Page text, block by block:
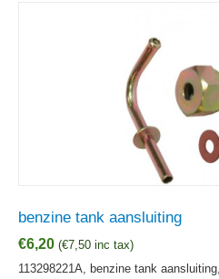
benzine tank aansluiting
€6,20 (€7,50 inc tax)
113298221A, benzine tank aansluiting,